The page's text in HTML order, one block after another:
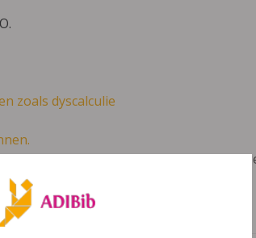
zoals dyscalculie
over thema's als redelijke